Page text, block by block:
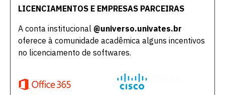
LICENCIAMENTOS E EMPRESAS PARCEIRAS
A conta institucional @universo.univates.br
oferece à comunidade acadêmica alguns incentivos
no licenciamento de softwares.
Escolha a vaga que você
quer concorrer:
vagas para início de curso